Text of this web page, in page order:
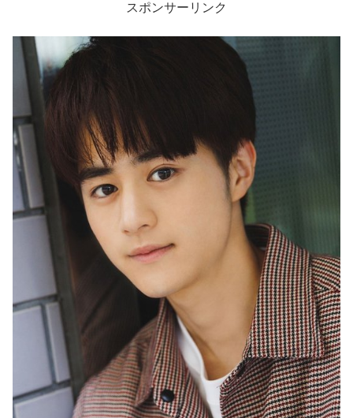
スポンサーリンク